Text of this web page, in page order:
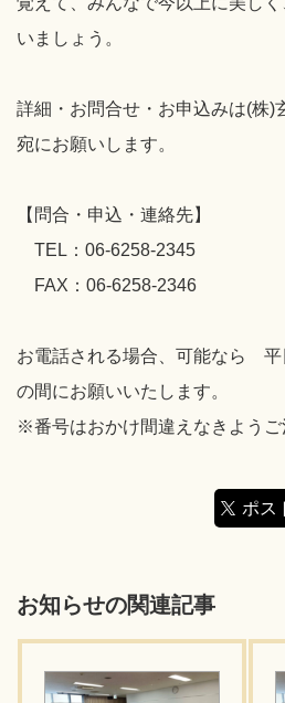
いましょう。
詳細・お問合せ・お申込みは(株)
宛にお願いします。
【問合・申込・連絡先】
TEL：06-6258-2345
FAX：06-6258-2346
お電話される場合、可能なら 平
の間にお願いいたします。
※番号はおかけ間違えなきよう
ポス
お知らせの関連記事